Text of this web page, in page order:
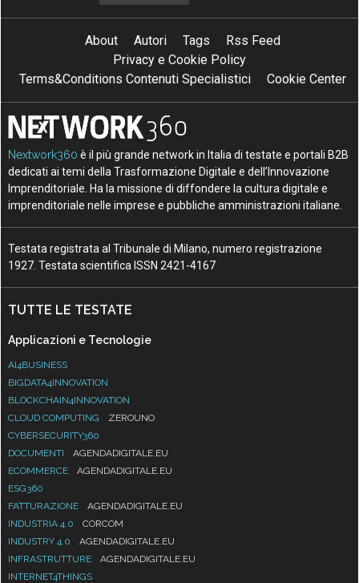
About Autori Tags
Rss Feed
Privacy e Cookie Policy
Terms&Conditions Contenuti Specialistici
Cookie Center
Nextwork360 è il più grande network in Italia di testate e portali B2B
dedicati ai temi della Trasformazione Digitale e dell’Innovazione
Imprenditoriale. Ha la missione di diffondere la cultura digitale e
imprenditoriale nelle imprese e pubbliche amministrazioni italiane.
Testata registrata al Tribunale di Milano, numero registrazione
1927. Testata scientifica ISSN 2421-4167
TUTTE LE TESTATE
Applicazioni e Tecnologie
AI4BUSINESS
BIGDATA4INNOVATION
BLOCKCHAIN4INNOVATION
CLOUD COMPUTING
ZEROUNO
CYBERSECURITY360
DOCUMENTI
AGENDADIGITALE.EU
ECOMMERCE
AGENDADIGITALE.EU
ESG360
FATTURAZIONE
AGENDADIGITALE.EU
INDUSTRIA 4.0
CORCOM
INDUSTRY 4.0
AGENDADIGITALE.EU
INFRASTRUTTURE
AGENDADIGITALE.EU
INTERNET4THINGS